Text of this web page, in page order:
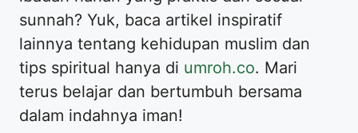
sunnah? Yuk, baca artikel inspiratif
lainnya tentang kehidupan muslim dan
tips spiritual hanya di umroh.co. Mari
terus belajar dan bertumbuh bersama
dalam indahnya iman!